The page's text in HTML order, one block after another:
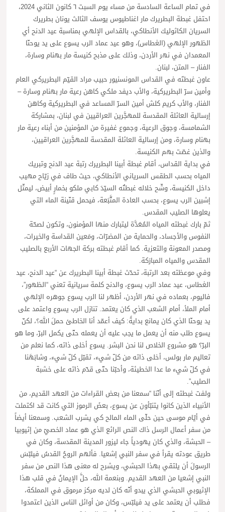
في تمام الساعة السادسة من مساء يوم السبت ٦ كانون الثاني 2024،
احتفل غبطة البطريرك مار اغناطيوس يوسف الثالث يونان بطريرك
السريان الكاثوليك الأنطاكي، بالقداس الإلهي بمناسبة عيد الدنح أي
الظهور الإلهي (الغطاس)، وهو عيد عماد الرب يسوع على يد يوحنّا
المعمدان في نهر الأردن، وذلك على مذبح كنيسة مار بهنام وسارة،
الفنار – المتن، لبنان.
عاون غبطتَه في القداس المونسنيور حبيب مراد القيّم البطريركي العام
وأمين سرّ البطريركية، والأب ديفد ملكي كاهن رعية مار بهنام وسارة –
الفنار، والأب كريم كلش أمين السرّ المساعد في البطريركية وكاهن
إرسالية العائلة المقدسة للمهجَّرين العراقيين في لبنان، بمشاركة
الشمامسة، وجوق الرعية، وجموع غفيرة من المؤمنين من أبناء رعية مار
بهنام وسارة، ومن إرسالية العائلة المقدسة للمهجَّرين العراقيين،
والذين غصّت بهم الكنيسة.
في بداية القداس، أقام غبطة أبينا البطريرك رتبة عيد الدنح وتبريك
المياه بحسب الطقس السرياني الأنطاكي، حيث طاف في زيّاح مهيب
داخل الكنيسة، وشّح خلاله غبطتُه السيّدَ كابي ملكو بخمارٍ أبيض، ليمثّل
إشبين الرب يسوع، بحسب العادة المتَّبَعة، فيحمل قنّينة الماء التي
يعلوها الصليب المقدس.
ثمّ بارك غبطته المياه المُعَدَّة ليتبارك منها المؤمنون، وتكون لصحّة
النفوس والأجساد، والحماية من المضرّات، ومَعين القداسة والخيرات،
ومصدر المعونة والتعزية. كما أقام غبطته بركة الجهات الأربع بالصليب
المقدس والمياه المبارَكة.
وفي موعظته بعد الرتبة، تحدّث غبطة أبينا البطريرك عن “عيد الدنح، عيد
الغطاس، عيد عماد الرب يسوع، والدنح كلمة سريانية تعني “الظهور”،
فاليوم، بعماده في نهر الأردن، أظهر لنا الرب يسوع جوهره الإلهي
أمام الملأ، أمام الشعب الذي كان يعتمد. تنازل الرب يسوع واعتمد على
يد يوحنّا الذي كان يمانع بدايةً: كيف أعمّد أنا الخاطئ حملَ الله؟، لكنّ
يسوع طلب منه أن يعمل ما يجب عليه أن يعمله حتّى يكمل البرّ، وما هو
البرّ؟ هو مشروع الخلاص لنا نحن البشر. يسوع أخلى ذاته، كما نعلم من
تعاليم مار بولس، أخلى ذاته من كلّ شيء، تقبّل كلّ شيء، وشابَهَنا
في كلّ شيء ما عدا الخطيئة، وأحبّنا حتّى قدّم ذاته على خشبة
الصليب”.
ولفت غبطته إلى أنّنا “سمعنا من بعض القراءات من العهد القديم، من
الأنبياء الذين كانوا يتنبّأون عن يسوع، بعضَ الرموز التي كانت قد اكتملت
في أيّام موسى حين حلّى الماء المالح كي يشرب الشعب. وسمعنا أيضاً
من سفر أعمال الرسل ذاك النص الرائع الذي هو عماد الخصيّ من إثيوبيا
– الحبشة، والذي كان يهودياً جاء ليزور المدينة المقدسة، وكان في
طريق عودته يقرأ في سفر النبي إشعيا. فألهم الروحُ القدسُ فيلبّسَ
الرسولَ أن يلتقي بهذا الحبشي، ويشرح له معنى هذا النص من سفر
النبي إشعيا من العهد القديم. وبنعمة الله، حلَّ الإيمانُ في قلب هذا
الإثيوبي الحبشي الذي يبدو أنّه كان لديه مركز مرموق في المملكة،
فطلب أن يعتمد على يد فيلبّس، وكان من أوائل الناس الذين اعتمدوا